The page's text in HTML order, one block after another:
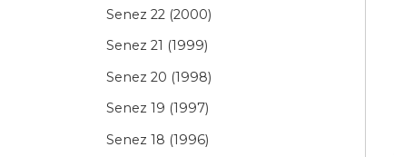
Senez 22 (2000)
Senez 21 (1999)
Senez 20 (1998)
Senez 19 (1997)
Senez 18 (1996)